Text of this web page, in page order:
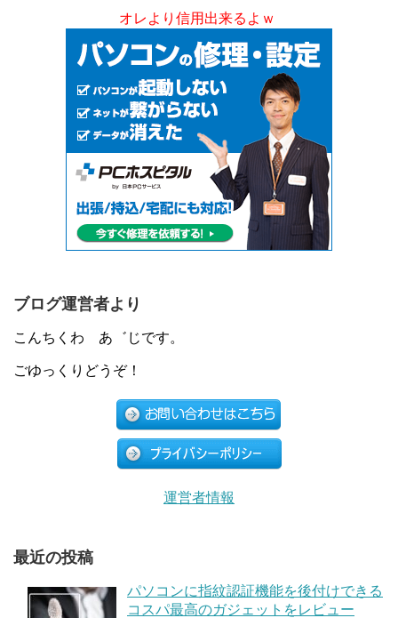
オレより信用出来るよｗ
ブログ運営者より
こんちくわ あ゛じです。
ごゆっくりどうぞ！
運営者情報
最近の投稿
パソコンに指紋認証機能を後付けできる
コスパ最高のガジェットをレビュー